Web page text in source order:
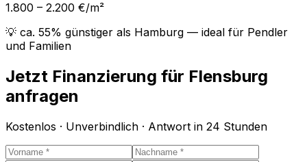
1.800 – 2.200 €/m²
💡 ca. 55% günstiger als Hamburg — ideal für Pendler
und Familien
Jetzt Finanzierung für Flensburg
anfragen
Kostenlos · Unverbindlich · Antwort in 24 Stunden